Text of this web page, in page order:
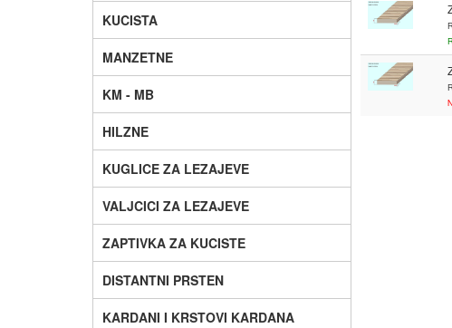
KUCISTA
MANZETNE
KM - MB
HILZNE
KUGLICE ZA LEZAJEVE
VALJCICI ZA LEZAJEVE
ZAPTIVKA ZA KUCISTE
DISTANTNI PRSTEN
KARDANI I KRSTOVI KARDANA